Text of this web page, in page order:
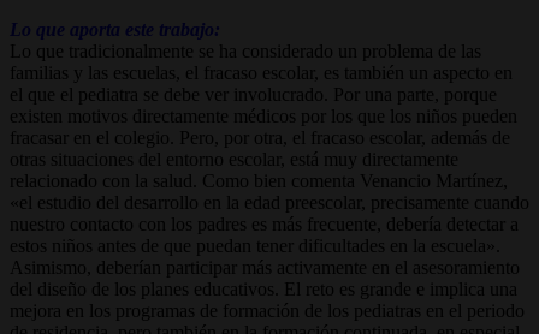
Lo que aporta este trabajo:
Lo que tradicionalmente se ha considerado un problema de las
familias y las escuelas, el fracaso escolar, es también un aspecto en
el que el pediatra se debe ver involucrado. Por una parte, porque
existen motivos directamente médicos por los que los niños pueden
fracasar en el colegio. Pero, por otra, el fracaso escolar, además de
otras situaciones del entorno escolar, está muy directamente
relacionado con la salud. Como bien comenta Venancio Martínez,
«el estudio del desarrollo en la edad preescolar, precisamente cuando
nuestro contacto con los padres es más frecuente, debería detectar a
estos niños antes de que puedan tener dificultades en la escuela».
Asimismo, deberían participar más activamente en el asesoramiento
del diseño de los planes educativos. El reto es grande e implica una
mejora en los programas de formación de los pediatras en el periodo